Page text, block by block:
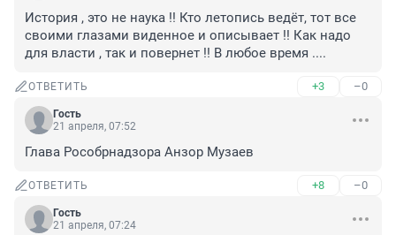
История , это не наука !! Кто летопись ведёт, тот все
своими глазами виденное и описывает !! Как надо
для власти , так и повернет !! В любое время ....
ОТВЕТИТЬ +3 –0
Гость
21 апреля, 07:52
Глава Рособрнадзора Анзор Музаев
ОТВЕТИТЬ +8 –0
Гость
21 апреля, 07:24